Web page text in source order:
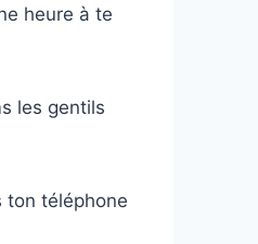
heure à te
les gentils
ton téléphone